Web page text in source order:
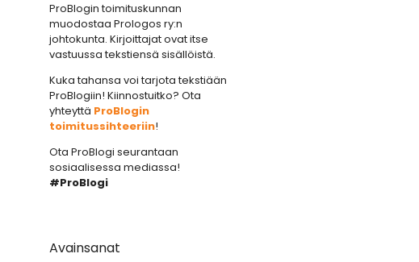
ProBlogin toimituskunnan
muodostaa Prologos ry:n
johtokunta. Kirjoittajat ovat itse
vastuussa tekstiensä sisällöistä.
Kuka tahansa voi tarjota tekstiään
ProBlogiin! Kiinnostuitko? Ota
yhteyttä ProBlogin
toimitussihteeriin!
Ota ProBlogi seurantaan
sosiaalisessa mediassa!
#ProBlogi
Avainsanat